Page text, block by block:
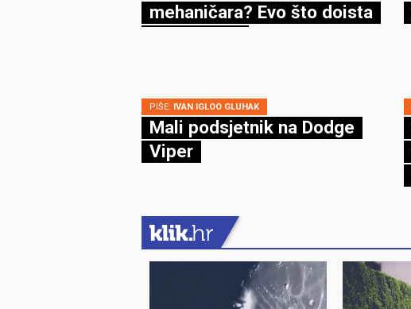
mehaničara? Evo što doista
PIŠE: IVAN IGLOO GLUHAK
Mali podsjetnik na Dodge
Viper